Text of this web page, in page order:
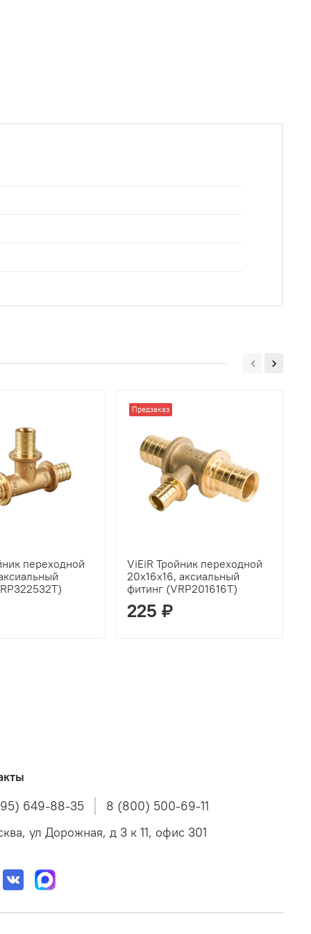
переходной
Предзаказ
ViEiR Тройник переходной
20x16x16, аксиальный
фитинг (VRP201616T)
225 ₽
649-88-35
8 (800) 500-69-11
ул Дорожная, д 3 к 11, офис 301